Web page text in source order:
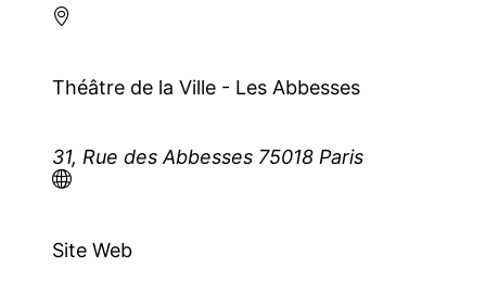
Théâtre de la Ville - Les Abbesses
31, Rue des Abbesses 75018 Paris
Site Web